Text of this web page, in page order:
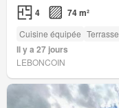
4 74 m²
Cuisine équipée Terrasse
Il y a 27 jours
LEBONCOIN